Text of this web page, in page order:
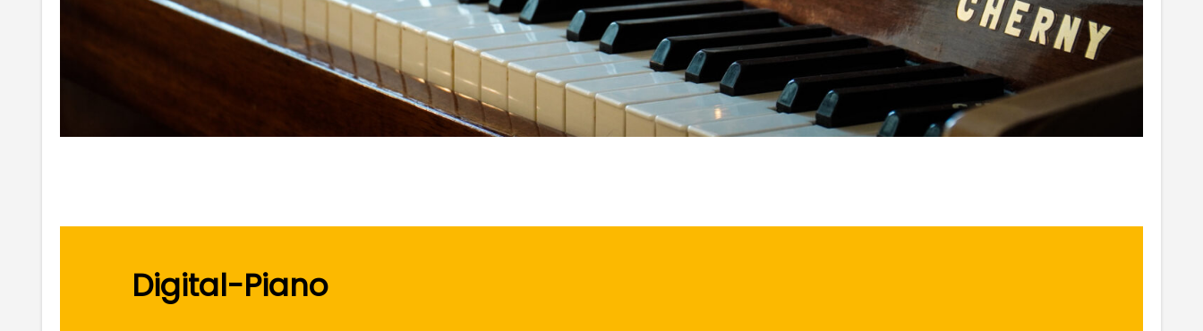
Digital-Piano